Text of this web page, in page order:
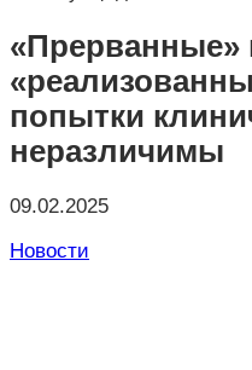
«Прерванные»
попытки
неразличимы
09.02.2025
Новости